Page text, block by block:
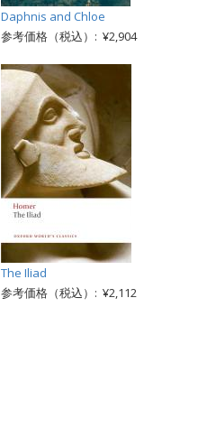
Daphnis and Chloe
参考価格（税込）: ¥2,904
The Iliad
参考価格（税込）: ¥2,112